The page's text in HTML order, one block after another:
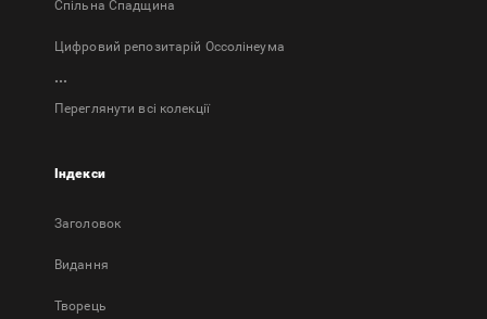
Спільна Спадщина
Цифровий репозитарій Оссолінеума
...
Переглянути всі колекції
Індекси
Заголовок
Bидання
Творець